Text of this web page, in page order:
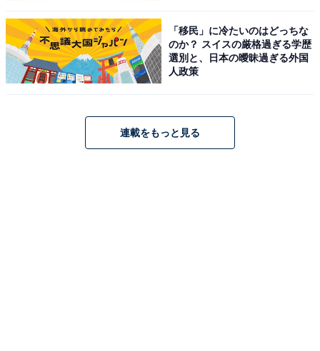
「移民」に冷たいのはどっちな
のか？ スイスの厳格過ぎる学歴
選別と、日本の曖昧過ぎる外国
人政策
連載をもっと見る